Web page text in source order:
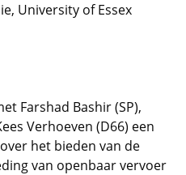
University of Essex
Farshad Bashir (SP),
Verhoeven (D66) een
het bieden van de
van openbaar vervoer